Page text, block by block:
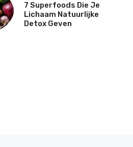
7 Superfoods Die Je
Lichaam Natuurlijke
Detox Geven